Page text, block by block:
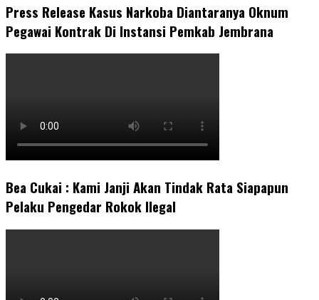
Press Release Kasus Narkoba Diantaranya Oknum
Pegawai Kontrak Di Instansi Pemkab Jembrana
Bea Cukai : Kami Janji Akan Tindak Rata Siapapun
Pelaku Pengedar Rokok Ilegal